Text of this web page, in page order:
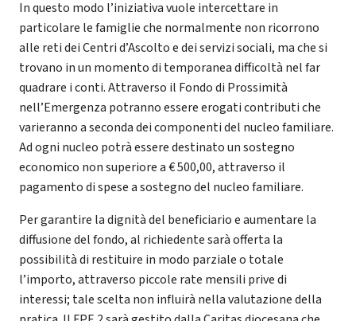
In questo modo l’iniziativa vuole intercettare in
particolare le famiglie che normalmente non ricorrono
alle reti dei Centri d’Ascolto e dei servizi sociali, ma che si
trovano in un momento di temporanea difficoltà nel far
quadrare i conti. Attraverso il Fondo di Prossimità
nell’Emergenza potranno essere erogati contributi che
varieranno a seconda dei componenti del nucleo familiare.
Ad ogni nucleo potrà essere destinato un sostegno
economico non superiore a € 500,00, attraverso il
pagamento di spese a sostegno del nucleo familiare.
Per garantire la dignità del beneficiario e aumentare la
diffusione del fondo, al richiedente sarà offerta la
possibilità di restituire in modo parziale o totale
l’importo, attraverso piccole rate mensili prive di
interessi; tale scelta non influirà nella valutazione della